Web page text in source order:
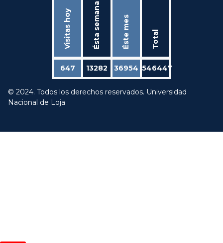
Visitas hoy Ésta semana Éste mes Total
647 13282 36954 546447
© 2024. Todos los derechos reservados. Universidad
Nacional de Loja